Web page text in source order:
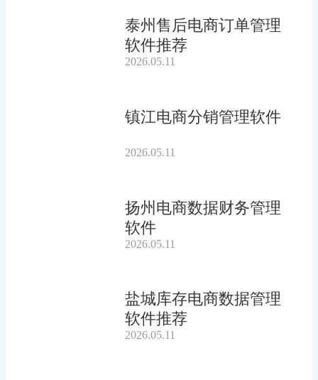
泰州售后电商订单管理
软件推荐
2026.05.11
镇江电商分销管理软件
2026.05.11
扬州电商数据财务管理
软件
2026.05.11
盐城库存电商数据管理
软件推荐
2026.05.11